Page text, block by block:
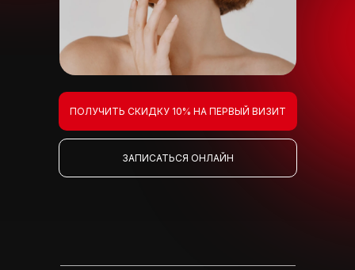
ПОЛУЧИТЬ СКИДКУ 10% НА ПЕРВЫЙ ВИЗИТ
ЗАПИСАТЬСЯ ОНЛАЙН